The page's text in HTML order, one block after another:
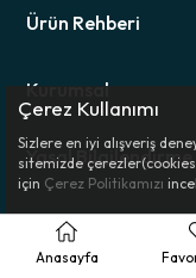
Ürün Rehberi
Kurumsal
Yasal Bilgilendirme
© 2025
Çerez Kullanımı
Sizlere en iyi alışveriş
sitemizde
için Çerez Politikamızı
Anasayfa